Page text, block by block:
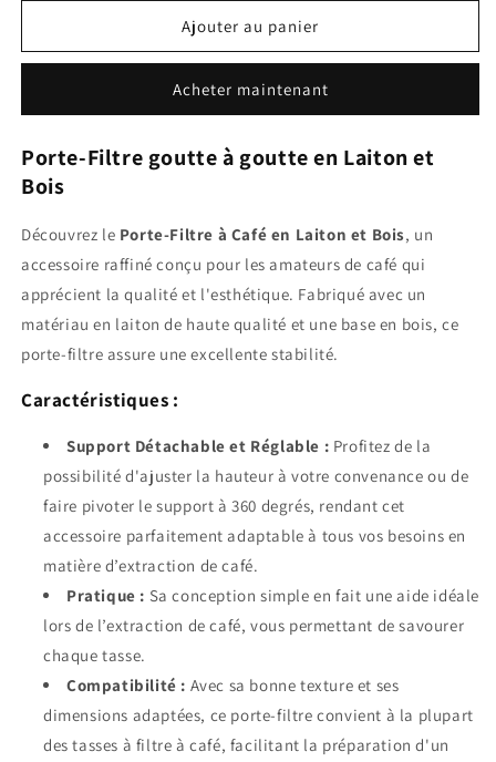
Café
et
Café
Laiton
et
Ajouter au panier
Acheter maintenant
Porte-Filtre goutte à goutte en Laiton et
Bois
Découvrez le Porte-Filtre à Café en Laiton et Bois, un
accessoire raffiné conçu pour les amateurs de café qui
apprécient la qualité et l'esthétique. Fabriqué avec un
matériau en laiton de haute qualité et une base en bois, ce
porte-filtre assure une excellente stabilité.
Caractéristiques :
Support Détachable et Réglable : Profitez de la
possibilité d'ajuster la hauteur à votre convenance ou de
faire pivoter le support à 360 degrés, rendant cet
accessoire parfaitement adaptable à tous vos besoins en
matière d’extraction de café.
Pratique : Sa conception simple en fait une aide idéale
lors de l’extraction de café, vous permettant de savourer
chaque tasse.
Compatibilité : Avec sa bonne texture et ses
dimensions adaptées, ce porte-filtre convient à la plupart
des tasses à filtre à café, facilitant la préparation d'un